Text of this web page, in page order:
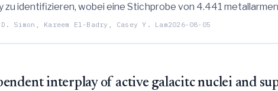
zu identifizieren, wobei eine Stichprobe von 4.441
Doppelstern bestätigt wurde.
Simon, Kareem El-Badry, Casey Y. Lam2026-08-05
interplay of active galacitc nuclei and